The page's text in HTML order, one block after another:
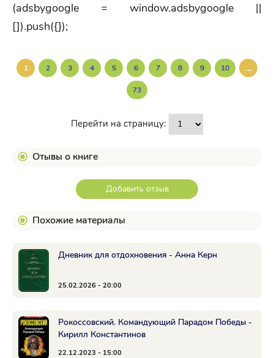
(adsbygoogle = window.adsbygoogle ||
[]).push({});
1 2 3 4 5 6 7 8 9 10 ...
73
Перейти на страницу:
Отывы о книге
Добавить отзыв
Похожие материалы
Дневник для отдохновения - Анна Керн
25.02.2026 - 20:00
Рокоссовский. Командующий Парадом Победы -
Кирилл Константинов
22.12.2023 - 15:00